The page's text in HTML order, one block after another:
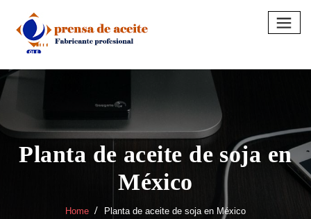
content
Planta de aceite de soja en
México
Home Planta de aceite de soja en México